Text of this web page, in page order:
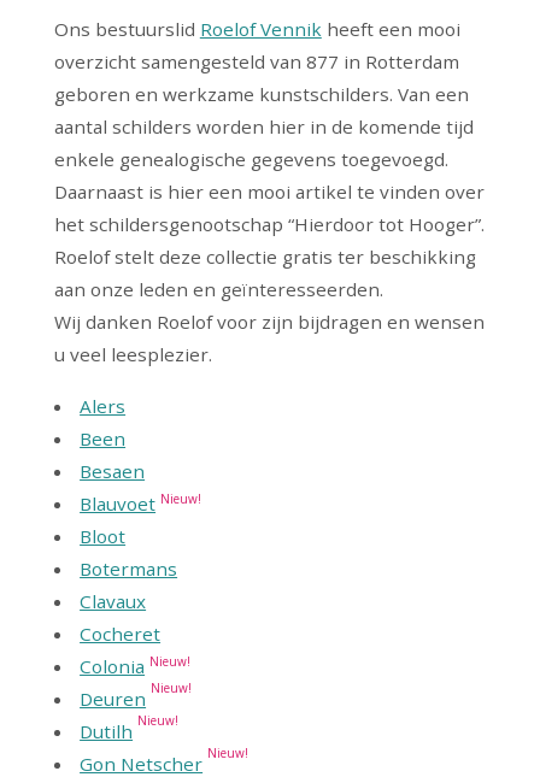
Ons bestuurslid Roelof Vennikheeft een mooi
overzicht samengesteld van 877 in Rotterdam
geboren en werkzame kunstschilders. Van een
aantal schilders worden hier in de komende tijd
enkele genealogische gegevens toegevoegd.
Daarnaast is hier een mooi artikel te vinden over
het schildersgenootschap “Hierdoor tot Hooger”.
Roelof stelt deze collectie gratis ter beschikking
aan onze leden en geïnteresseerden.
Wij danken Roelof voor zijn bijdragen en wensen
u veel leesplezier.
Alers
Been
Besaen
Blauvoet Nieuw!
Bloot
Botermans
Clavaux
Cocheret
Colonia Nieuw!
Deuren Nieuw!
Dutilh Nieuw!
Gon Netscher Nieuw!